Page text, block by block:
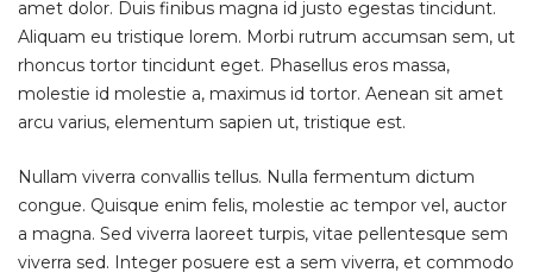
amet dolor. Duis finibus magna id justo egestas tincidunt.
Aliquam eu tristique lorem. Morbi rutrum accumsan sem, ut
rhoncus tortor tincidunt eget. Phasellus eros massa,
molestie id molestie a, maximus id tortor. Aenean sit amet
arcu varius, elementum sapien ut, tristique est.
Nullam viverra convallis tellus. Nulla fermentum dictum
congue. Quisque enim felis, molestie ac tempor vel, auctor
a magna. Sed viverra laoreet turpis, vitae pellentesque sem
viverra sed. Integer posuere est a sem viverra, et commodo